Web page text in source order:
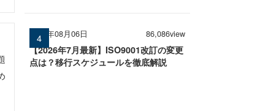
2026年08月06日 86,086view
【2026年7月最新】ISO9001改訂の変更
点は？移行スケジュールを徹底解説